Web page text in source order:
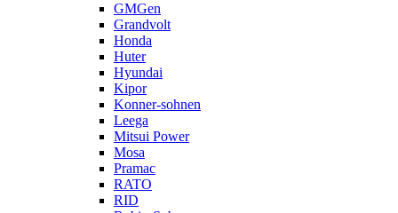
GMGen
Grandvolt
Honda
Huter
Hyundai
Kipor
Konner-sohnen
Leega
Mitsui Power
Mosa
Pramac
RATO
RID